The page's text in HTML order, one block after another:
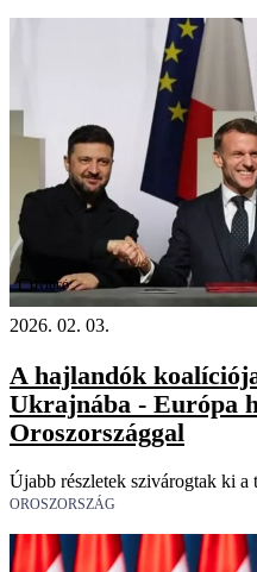
Videó
2026. 02. 03.
A hajlandók
Ukrajnába - Európa
Oroszországgal
Újabb részletek szivárogtak ki a
OROSZORSZÁG